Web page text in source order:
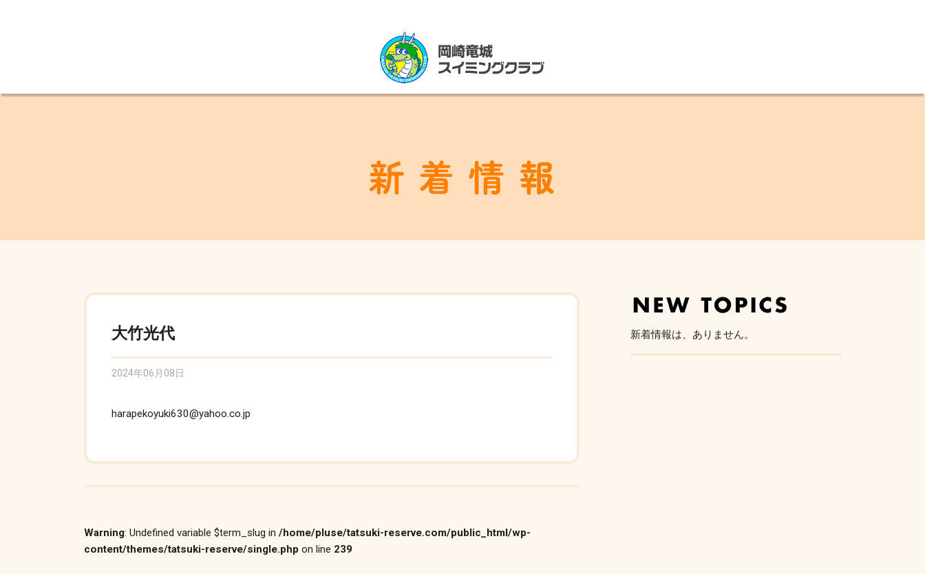
大竹光代
2024年06月08日
harapekoyuki630@yahoo.co.jp
Warning: Undefined variable $term_slug in /home/pluse/tatsuki-reserve.com/public_html/wp-
content/themes/tatsuki-reserve/single.php on line 239
新着情報は、ありません。